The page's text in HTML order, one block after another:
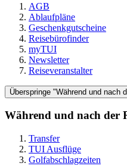
AGB
Ablaufpläne
Geschenkgutscheine
Reisebürofinder
myTUI
Newsletter
Reiseveranstalter
Überspringe "Während und nach
Während und nach der
Transfer
TUI Ausflüge
Golfabschlagzeiten